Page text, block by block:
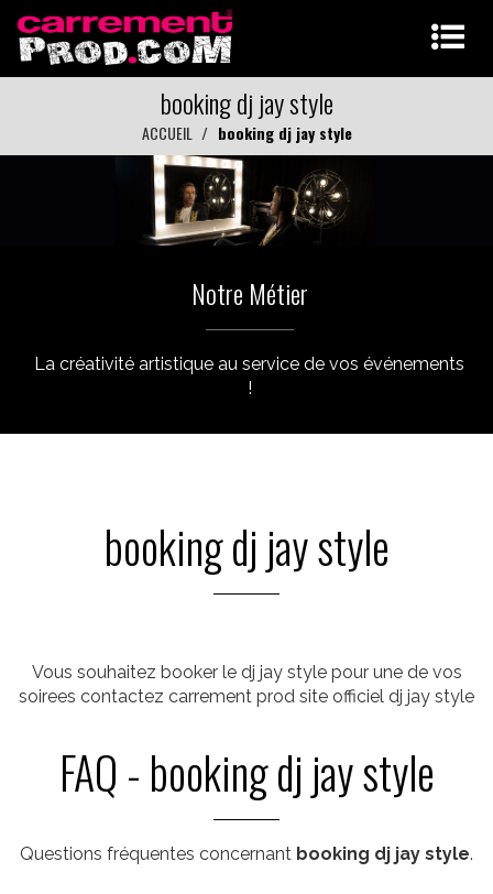
booking dj jay style
ACCUEIL booking dj jay style
Notre Métier
La créativité artistique au service de vos événements
!
booking dj jay style
Vous souhaitez booker le dj jay style pour une de vos
soirees contactez carrement prod site officiel dj jay style
FAQ - booking dj jay style
Questions fréquentes concernant booking dj jay style.